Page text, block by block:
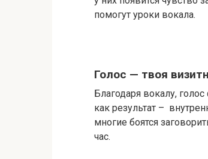
помогут уроки вокала.
Голос — твоя
Благодаря вокалу,
как результат –
многие боятся
час.